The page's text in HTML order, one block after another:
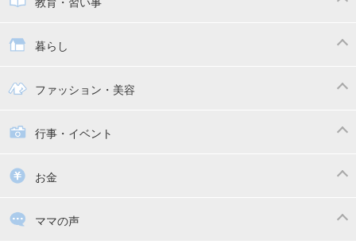
抱っこ紐
教育・習い事
幼稚園
絵本
暮らし
ママの日常
家族関係・夫婦関係
掃除
ファッション・美容
子供の服・ファッション
行事・イベント
漫画
出産祝い・内祝い
お金
住宅購入ママの声